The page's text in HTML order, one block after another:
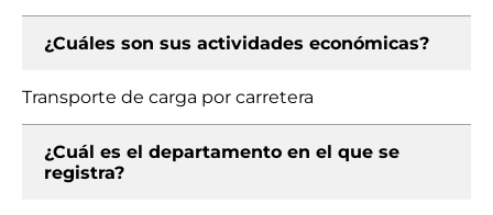
¿Cuáles son sus actividades económicas?
Transporte de carga por carretera
¿Cuál es el departamento en el que se
registra?